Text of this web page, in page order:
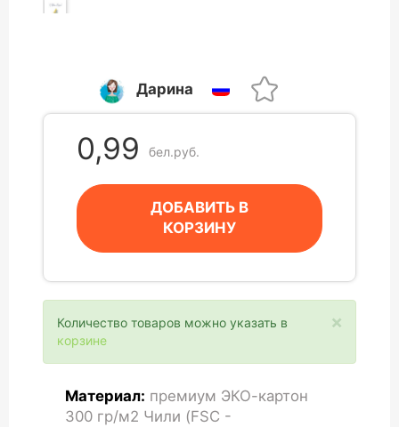
Дарина
0,99 бел.руб.
ДОБАВИТЬ В
КОРЗИНУ
×
Количество товаров можно указать в
корзине
Материал: премиум ЭКО-картон
300 гр/м2 Чили (FSC -